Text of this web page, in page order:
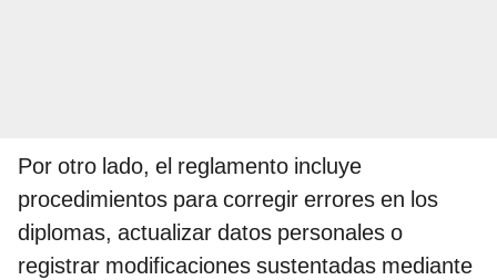
Por otro lado, el reglamento incluye
procedimientos para corregir errores en los
diplomas, actualizar datos personales o
registrar modificaciones sustentadas mediante